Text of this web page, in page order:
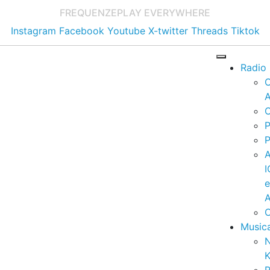
FREQUENZEPLAY EVERYWHERE
Instagram Facebook Youtube X-twitter Threads Tiktok
Radio
e